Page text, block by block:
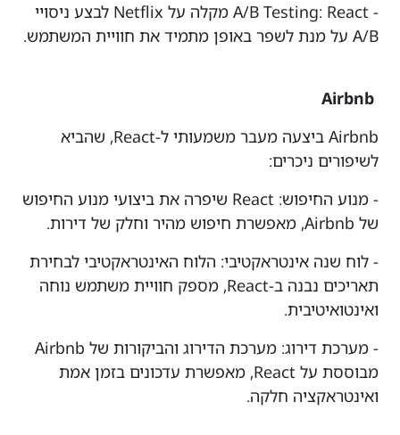
- A/B Testing: React מקלה על Netflix לבצע ניסויי
A/B על מנת לשפר באופן מתמיד את חוויית המשתמש.
Airbnb
Airbnb ביצעה מעבר משמעותי ל-React, שהביא
לשיפורים ניכרים:
- מנוע החיפוש: React שיפרה את ביצועי מנוע החיפוש
של Airbnb, מאפשרת חיפוש מהיר וחלק של דירות.
- לוח שנה אינטראקטיבי: הלוח האינטראקטיבי לבחירת
תאריכים נבנה ב-React, מספק חוויית משתמש נוחה
ואינטואיטיבית.
- מערכת דירוג: מערכת הדירוג והביקורות של Airbnb
מבוססת על React, מאפשרת עדכונים בזמן אמת
ואינטראקציה חלקה.